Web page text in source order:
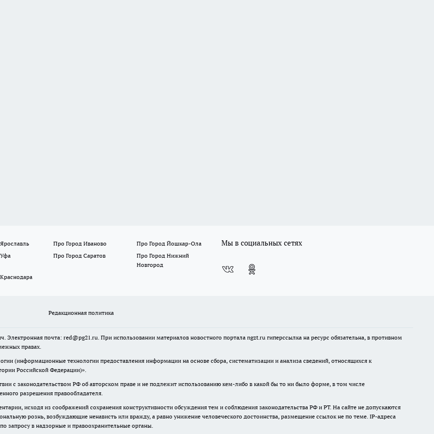
Про Город Иваново
Про Город Йошкар-Ола
Про Город Саратов
Про Город Нижний
Новгород
Мы в социальных сетях
Редакционная политика
почта: red@pg21.ru. При использовании материалов новостного портала ngzt.ru гиперссылка на ресурс обязательна, в противном
правах.
(информационные технологии предоставления информации на основе сбора, систематизации и анализа сведений, относящихся к
Российской Федерации)».
с законодательством РФ об авторском праве и не подлежит использованию кем-либо в какой бы то ни было форме, в том числе
разрешения правообладателя.
исходя из соображений сохранения конструктивности обсуждения тем и соблюдения законодательства РФ и РТ. На сайте не допускаются
рознь, возбуждающие ненависть или вражду, а равно унижение человеческого достоинства, размещение ссылок не по теме. IP-адреса
запросу в надзорные и правоохранительные органы.